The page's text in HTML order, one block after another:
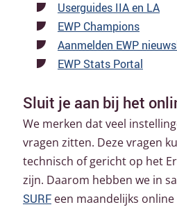
Userguides IIA en LA
EWP Champions
Aanmelden EWP
EWP Stats Portal
Sluit je aan bij het
We merken dat veel
vragen zitten. Deze vragen
technisch of gericht op het
zijn. Daarom hebben we in
SURF een maandelijks